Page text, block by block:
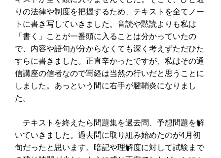
りの法律や制度を把握するため、テキストを全てノー
トに書き写していきました。音読や黙読よりも私は
「書く」ことが一番頭に入ることは分かっていたの
で、内容や語句が分からなくても深く考えずただひた
すらに書きました。正直辛かったですが、私はその通
信講座の信者なので写経は当然の行いだと思うことに
しました。あっという間に右手が腱鞘炎になりまし
た。
テキストを終えたら問題集を過去問、予想問題を解
いていきました。過去問に取り組み始めたのが4月初
旬だったと思います。暗記や理解度に対して試験まで